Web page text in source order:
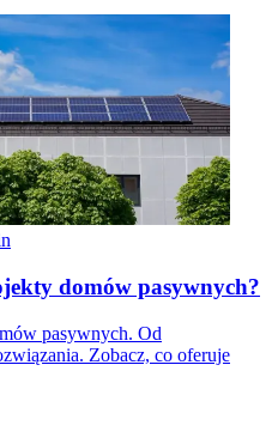
domów pasywnych?
pasywnych. Od
Zobacz, co oferuje